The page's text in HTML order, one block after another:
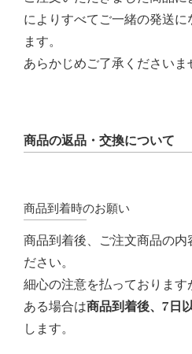
によりすべてご一緒の発送
ます。
あらかじめご了承くださいま
商品の返品・交換について
商品到着時のお願い
商品到着後、ご注文商品の内
ださい。
細心の注意を払っておりま
ある場合は商品到着後、7日
します。